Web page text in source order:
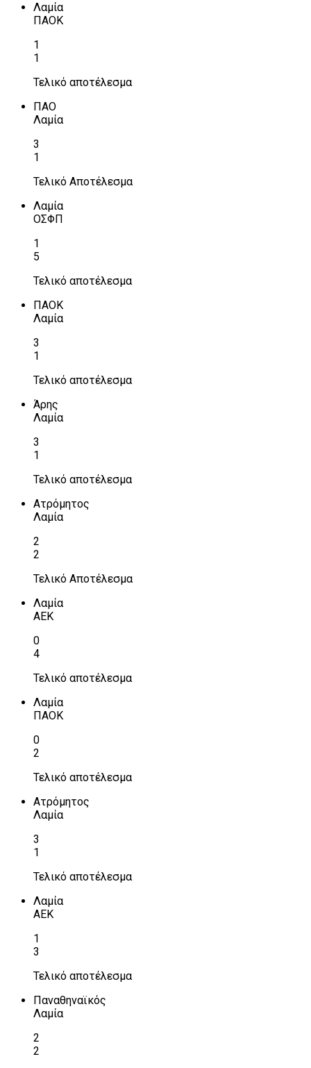
Λαμία
ΠΑΟΚ
1
1
Τελικό αποτέλεσμα
ΠΑΟ
Λαμία
3
1
Τελικό Αποτέλεσμα
Λαμία
ΟΣΦΠ
1
5
Τελικό αποτέλεσμα
ΠΑΟΚ
Λαμία
3
1
Τελικό αποτέλεσμα
Άρης
Λαμία
3
1
Τελικό αποτέλεσμα
Ατρόμητος
Λαμία
2
2
Τελικό Αποτέλεσμα
Λαμία
ΑΕΚ
0
4
Τελικό αποτέλεσμα
Λαμία
ΠΑΟΚ
0
2
Τελικό αποτέλεσμα
Ατρόμητος
Λαμία
3
1
Τελικό αποτέλεσμα
Λαμία
ΑΕΚ
1
3
Τελικό αποτέλεσμα
Παναθηναϊκός
Λαμία
2
2